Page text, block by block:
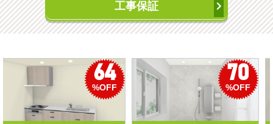
工事保証
50
%OFF
56
%OFF